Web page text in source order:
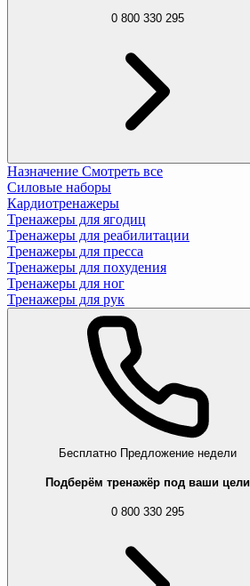
0 800 330 295
Назначение Смотреть все
Силовые наборы
Кардиотренажеры
Тренажеры для ягодиц
Тренажеры для реабилитации
Тренажеры для пресса
Тренажеры для похудения
Тренажеры для ног
Тренажеры для рук
Бесплатно Предложение недели
Подберём тренажёр под ваши цели
0 800 330 295